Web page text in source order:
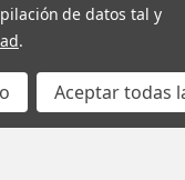
de datos tal y
.
Aceptar todas